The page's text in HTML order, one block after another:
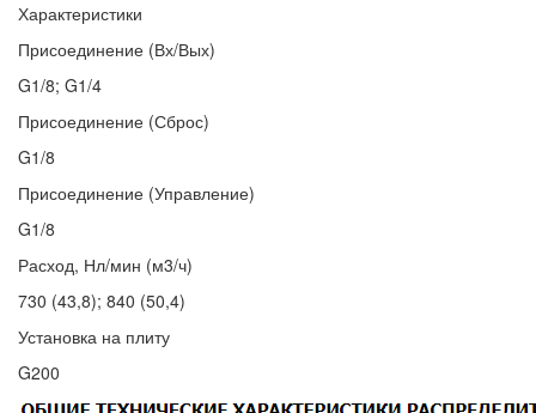
Характеристики
Присоединение (Вх/Вых)
G1/8; G1/4
Присоединение (Сброс)
G1/8
Присоединение (Управление)
G1/8
Расход, Нл/мин (м3/ч)
730 (43,8); 840 (50,4)
Установка на плиту
G200